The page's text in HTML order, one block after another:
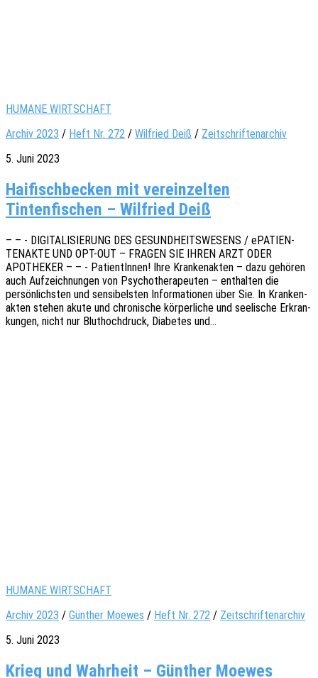
HUMANE WIRTSCHAFT
Archiv 2023 / Heft Nr. 272 / Wil­fried Deiß / Zeitschriftenarchiv
5. Juni 2023
Haifischbecken mit vereinzelten
Tintenfischen – Wilfried Deiß
– – - DIGITALISIERUNG DES GESUNDHEITSWESENS / ePATI­EN­
TEN­AK­TE UND OPT-OUT – FRAGEN SIE IHREN ARZT ODER
APOTHEKER – – - Pati­en­tIn­nen! Ihre Kran­ken­ak­ten – dazu gehö­ren
auch Aufzeich­nun­gen von Psycho­the­ra­peu­ten – enthal­ten die
persön­lichs­ten und sensi­bels­ten Infor­ma­tio­nen über Sie. In Kran­ken­
ak­ten stehen akute und chro­ni­sche körper­li­che und seeli­sche Erkran­
kun­gen, nicht nur Blut­hoch­druck, Diabe­tes und…
HUMANE WIRTSCHAFT
Archiv 2023 / Günther Moewes / Heft Nr. 272 / Zeitschriftenarchiv
5. Juni 2023
Krieg und Wahrheit – Günther Moewes